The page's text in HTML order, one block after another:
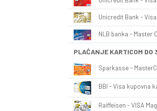
Unicredit Bank -
NLB banka - Master
PLAĆANJE KARTICOM DO
Sparkasse -
BBI - Visa kupovna
Raiffeisen - VISA